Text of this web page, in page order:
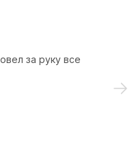
за руку все